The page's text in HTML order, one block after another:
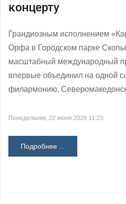
концерту
Грандиозным исполнением
Орфа в Городском парке
масштабный международный
впервые объединил на одной
филармонию,
Понедельник, 22 июня 2026 11:23
Подробнее ...